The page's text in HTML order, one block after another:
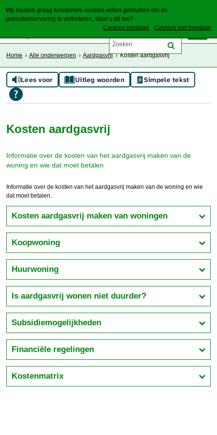
Wij zouden graag functionele cookies willen gebruiken om de
gebruikerservaring te verbeteren, staat u dit toe?
Cookies toestaan
Cookies niet toestaan
Home Alle onderwerpen Aardgasvrij Kosten aardgasvrij
Lees voor Uitleg woorden Simpele tekst
Kosten aardgasvrij
Informatie over de kosten van het aardgasvrij maken van de
woning en wie dat moet betalen
Informatie over de kosten van het aardgasvrij maken van de woning en wie
dat moet betalen.
Kosten aardgasvrij maken van woningen
Koopwoning
Huurwoning
Is aardgasvrij wonen niet duurder?
Subsidiemogelijkheden
Financiële regelingen
Kostenmatrix